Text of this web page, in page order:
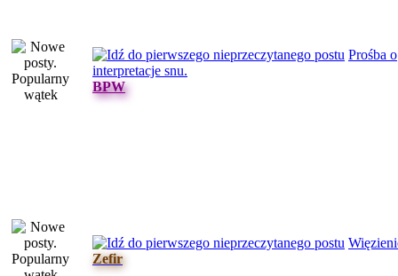
Prośba o
interpretacje snu.
BPW
Zefir